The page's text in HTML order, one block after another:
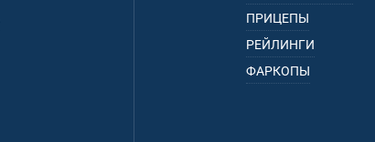
ПРИЦЕПЫ
РЕЙЛИНГИ
ФАРКОПЫ